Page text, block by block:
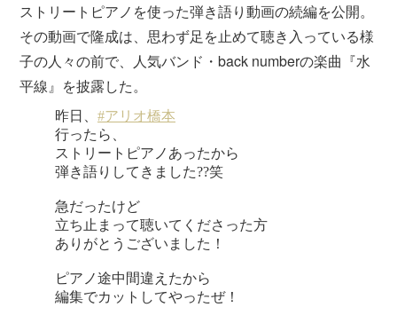
ストリートピアノを使った弾き語り動画の続編を公開。
その動画で隆成は、思わず足を止めて聴き入っている様
子の人々の前で、人気バンド・back numberの楽曲『水
平線』を披露した。